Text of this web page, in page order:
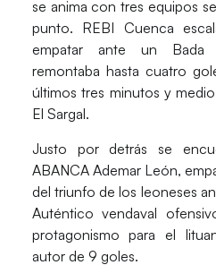
se anima con tres equipos
punto. REBI Cuenca
empatar ante un
remontaba hasta cuatro
últimos tres minutos y
El Sargal.
Justo por detrás se
ABANCA Ademar León,
del triunfo de los leoneses
Auténtico vendaval
protagonismo para el
autor de 9 goles.